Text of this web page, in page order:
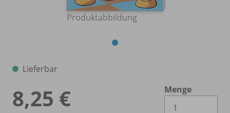
Produktabbildung
Lieferbar
8,25 €
Menge